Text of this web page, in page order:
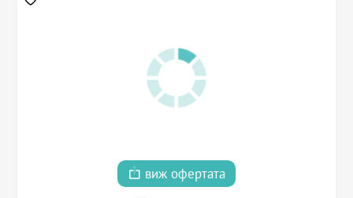
виж офертата